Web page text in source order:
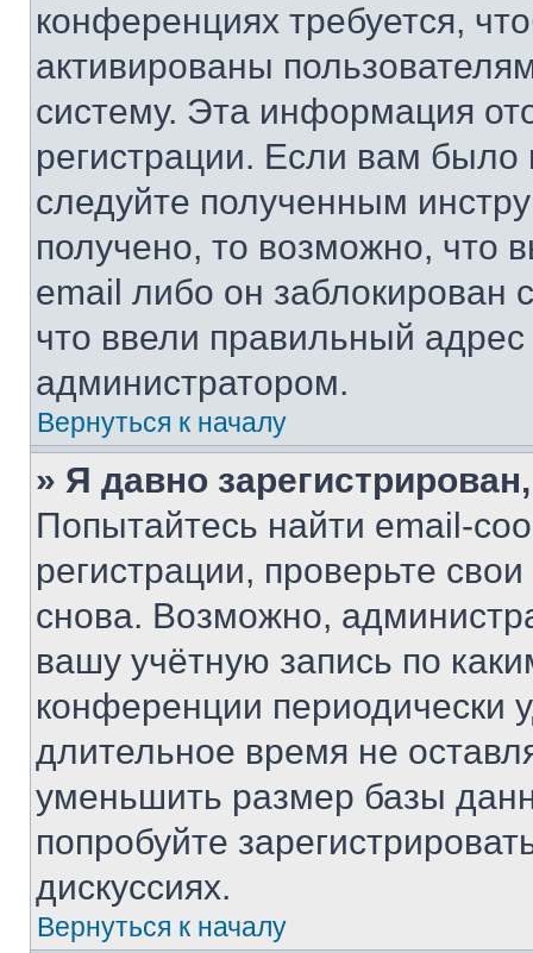
конференциях требуется,
активированы
систему. Эта информация
регистрации. Если вам
следуйте полученным
получено, то возможно, что
email либо он
что ввели правильный адрес
администратором.
Вернуться к началу
» Я давно
Попытайтесь найти email-
регистрации, проверьте
снова. Возможно,
вашу учётную запись по
конференции периодически
длительное время не
уменьшить размер базы
попробуйте
дискуссиях.
Вернуться к началу